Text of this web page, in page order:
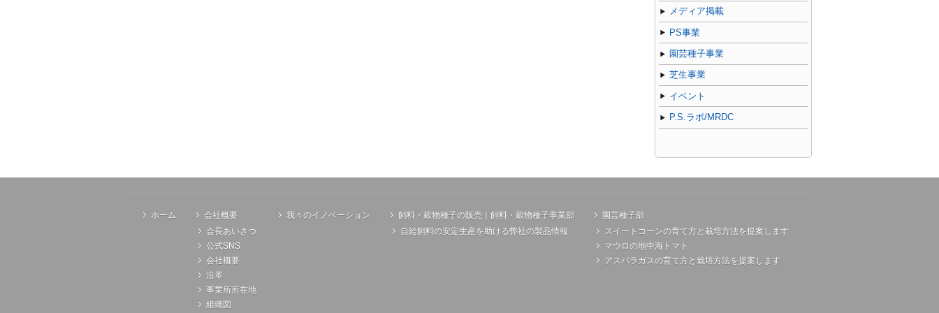
メディア掲載
PS事業
園芸種子事業
芝生事業
イベント
P.S.ラボ/MRDC
ホーム
会社概要
会長あいさつ
公式SNS
会社概要
沿革
事業所所在地
組織図
我々のイノベーション
飼料・穀物種子の販売｜飼料・穀物種子事業部
自給飼料の安定生産を助ける弊社の製品情報
園芸種子部
スイートコーンの育て方と栽培方法を提案します
マウロの地中海トマト
アスパラガスの育て方と栽培方法を提案します